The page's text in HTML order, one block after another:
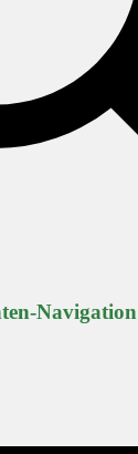
Navigation